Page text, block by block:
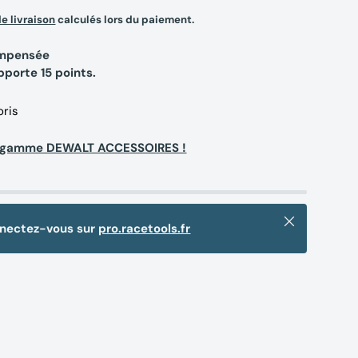
livraisoncalculés lors du paiement.
15 points.
DEWALT ACCESSOIRES !
vous sur pro.racetools.fr Fermer